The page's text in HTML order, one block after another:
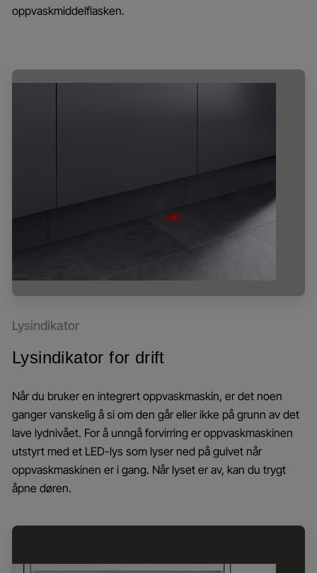
oppvaskmiddelflasken.
Lysindikator
Lysindikator for drift
Når du bruker en integrert oppvaskmaskin, er det noen
ganger vanskelig å si om den går eller ikke på grunn av det
lave lydnivået. For å unngå forvirring er oppvaskmaskinen
utstyrt med et LED-lys som lyser ned på gulvet når
oppvaskmaskinen er i gang. Når lyset er av, kan du trygt
åpne døren.